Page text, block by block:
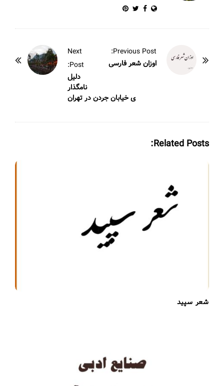
Previous Post:
اوزان شعر فارسی
Next
Post:
دلیل
نامگذار
ی خیابان جردن در تهران
Related Posts:
شعر سپید